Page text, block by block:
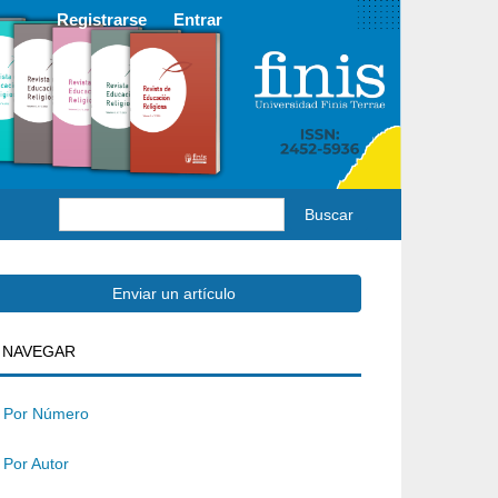
Registrarse Entrar
Buscar
un
artículo
Enviar un artículo
BUSQUEDA
NAVEGAR
Por Número
Por Autor